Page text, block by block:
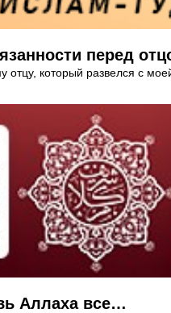
перед
отцу, который развелся с
Аллаха все…